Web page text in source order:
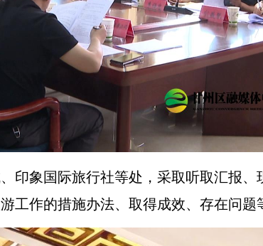
印象国际旅行社等处，采取听取汇报
工作的措施办法、取得成效、存在问题